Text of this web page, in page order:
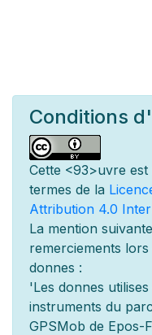
Conditions
Cette <93>uvre est
termes de la
Attribution 4.0
La mention
remerciements lors
donnes :
'Les donnes utilis
instruments du
GPSMob de Epos-